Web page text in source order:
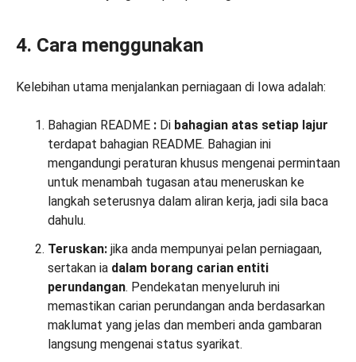
4. Cara menggunakan
Kelebihan utama menjalankan perniagaan di Iowa adalah:
Bahagian README : Di bahagian atas setiap lajur
terdapat bahagian README. Bahagian ini
mengandungi peraturan khusus mengenai permintaan
untuk menambah tugasan atau meneruskan ke
langkah seterusnya dalam aliran kerja, jadi sila baca
dahulu.
Teruskan: jika anda mempunyai pelan perniagaan,
sertakan ia dalam borang carian entiti
perundangan. Pendekatan menyeluruh ini
memastikan carian perundangan anda berdasarkan
maklumat yang jelas dan memberi anda gambaran
langsung mengenai status syarikat.